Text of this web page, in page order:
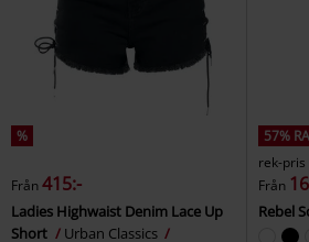
%
Från415:-
Ladies Highwaist Denim Lace Up
Short
Urban Classics
57%
rek-pris
Från
Rebel